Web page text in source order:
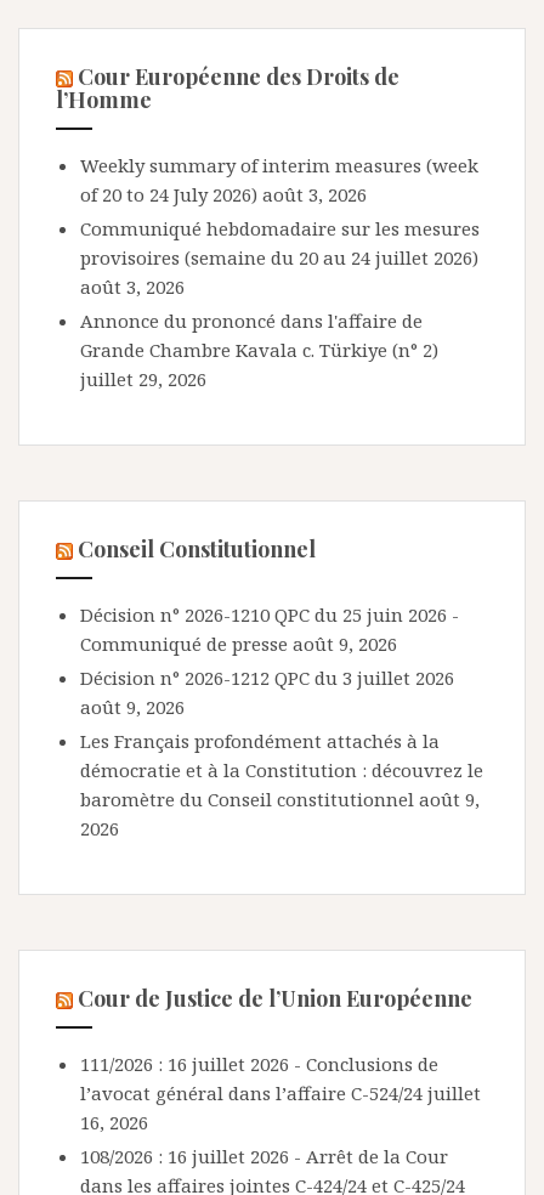
Cour Européenne des Droits de
l’Homme
Weekly summary of interim measures (week
of 20 to 24 July 2026) août 3, 2026
Communiqué hebdomadaire sur les mesures
provisoires (semaine du 20 au 24 juillet 2026)
août 3, 2026
Annonce du prononcé dans l'affaire de
Grande Chambre Kavala c. Türkiye (n° 2)
juillet 29, 2026
Conseil Constitutionnel
Décision n° 2026-1210 QPC du 25 juin 2026 -
Communiqué de presse août 9, 2026
Décision n° 2026-1212 QPC du 3 juillet 2026
août 9, 2026
Les Français profondément attachés à la
démocratie et à la Constitution : découvrez le
baromètre du Conseil constitutionnel août 9,
2026
Cour de Justice de l’Union Européenne
111/2026 : 16 juillet 2026 - Conclusions de
l’avocat général dans l’affaire C-524/24 juillet
16, 2026
108/2026 : 16 juillet 2026 - Arrêt de la Cour
dans les affaires jointes C-424/24 et C-425/24